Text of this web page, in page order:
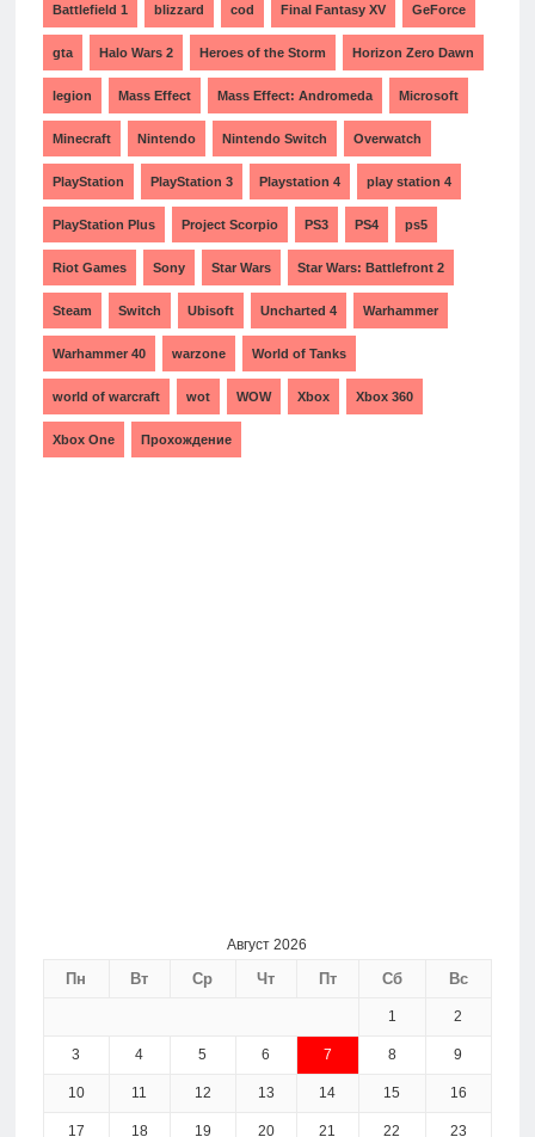
Battlefield 1 blizzard cod Final Fantasy XV GeForce
gta Halo Wars 2 Heroes of the Storm Horizon Zero Dawn
legion Mass Effect Mass Effect: Andromeda Microsoft
Minecraft Nintendo Nintendo Switch Overwatch
PlayStation PlayStation 3 Playstation 4 play station 4
PlayStation Plus Project Scorpio PS3 PS4 ps5
Riot Games Sony Star Wars Star Wars: Battlefront 2
Steam Switch Ubisoft Uncharted 4 Warhammer
Warhammer 40 warzone World of Tanks
world of warcraft wot WOW Xbox Xbox 360
Xbox One Прохождение
Август 2026
Пн Вт Ср Чт Пт Сб Вс
1 2
3 4 5 6 7 8 9
10 11 12 13 14 15 16
17 18 19 20 21 22 23